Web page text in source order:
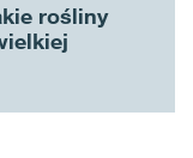
rośliny